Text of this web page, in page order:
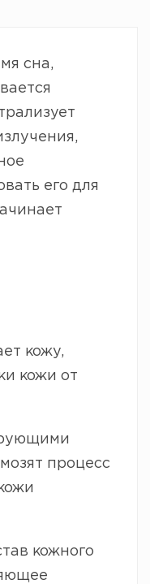
сна,
его для
кожу,
кожи от
процесс
кожного